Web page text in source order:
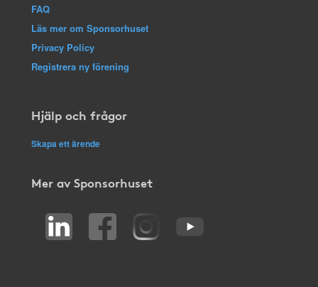
FAQ
Läs mer om Sponsorhuset
Privacy Policy
Registrera ny förening
Hjälp och frågor
Skapa ett ärende
Mer av Sponsorhuset